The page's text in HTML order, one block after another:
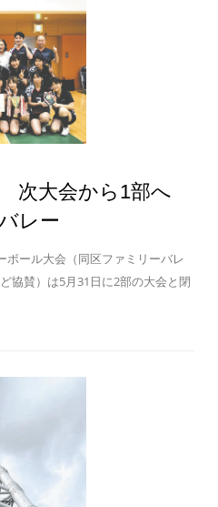
次大会から1部へ
レー
ボール大会（同区ファミリーバレ
協賛）は5月31日に2部の大会と閉